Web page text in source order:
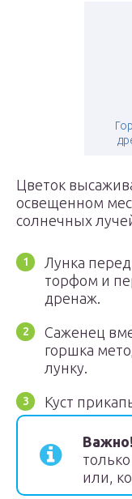
Цветок
освещенном
солнечных
Лунка
торфом и
дренаж.
Саженец
горшка
лунку.
Куст
Важно!
или,